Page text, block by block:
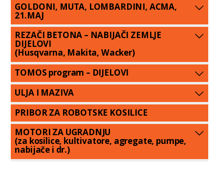
GOLDONI, MUTA, LOMBARDINI, ACMA,
21.MAJ
REZAČI BETONA – NABIJAČI ZEMLJE
DIJELOVI
(Husqvarna, Makita, Wacker)
TOMOS program – DIJELOVI
ULJA I MAZIVA
PRIBOR ZA ROBOTSKE KOSILICE
MOTORI ZA UGRADNJU
(za kosilice, kultivatore, agregate, pumpe,
nabijače i dr.)